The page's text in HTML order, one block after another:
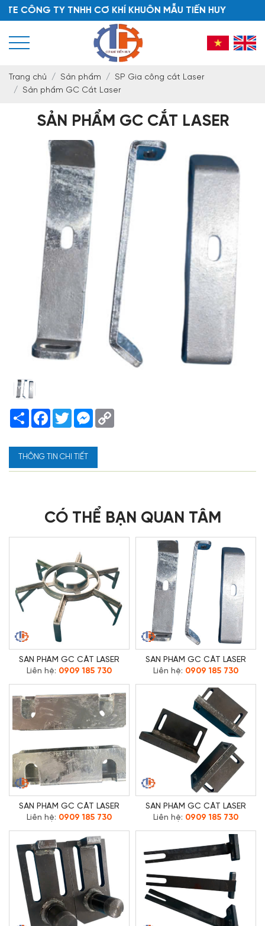
TY TNHH CƠ KHÍ KHUÔN MẪU TIẾN HUY
Trang chủ Sản phẩm
SP Gia công cắt Laser
Sản phẩm GC Cắt Laser
SẢN PHẨM GC CẮT LASER
Share Facebook
TwitterMessenger
THÔNG TIN CHI TIẾT
CÓ THỂ BẠN QUAN TÂM
SẢN PHẨM GC CẮT LASER
Liên hệ: 0909 185 730
SẢN PHẨM GC CẮT LASER
Liên hệ: 0909 185 730
SẢN PHẨM GC CẮT LASER
Liên hệ: 0909 185 730
SẢN PHẨM GC CẮT LASER
Liên hệ: 0909 185 730